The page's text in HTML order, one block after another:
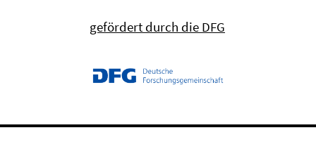
gefördert durch die DFG